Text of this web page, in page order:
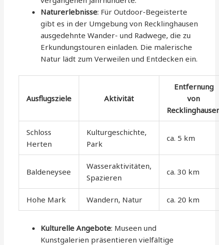
Naturerlebnisse: Für Outdoor-Begeisterte
gibt es in der Umgebung von Recklinghausen
ausgedehnte Wander- und Radwege, die zu
Erkundungstouren einladen. Die malerische
Natur lädt zum Verweilen und Entdecken ein.
Ausflugsziele Aktivität
Entfernung
von
Schloss
Herten
Kulturgeschichte,
Park
ca. 5 km
Baldeneysee
Wasseraktivitäten,
Spazieren
ca. 30 km
Hohe Mark Wandern, Natur ca. 20 km
Kulturelle Angebote: Museen und
Kunstgalerien präsentieren vielfältige